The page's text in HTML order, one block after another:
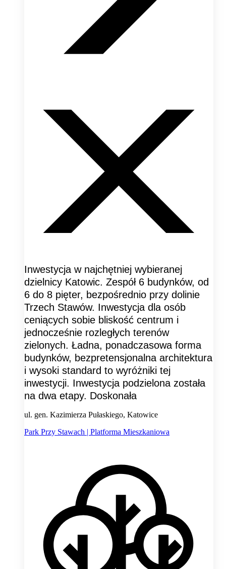
Inwestycja w najchętniej wybieranej
dzielnicy Katowic. Zespół 6 budynków, od
6 do 8 pięter, bezpośrednio przy dolinie
Trzech Stawów. Inwestycja dla osób
ceniących sobie bliskość centrum i
jednocześnie rozległych terenów
zielonych. Ładna, ponadczasowa forma
budynków, bezpretensjonalna architektura
i wysoki standard to wyróżniki tej
inwestycji. Inwestycja podzielona została
na dwa etapy. Doskonała
ul. gen. Kazimierza Pułaskiego, Katowice
Park Przy Stawach | Platforma Mieszkaniowa